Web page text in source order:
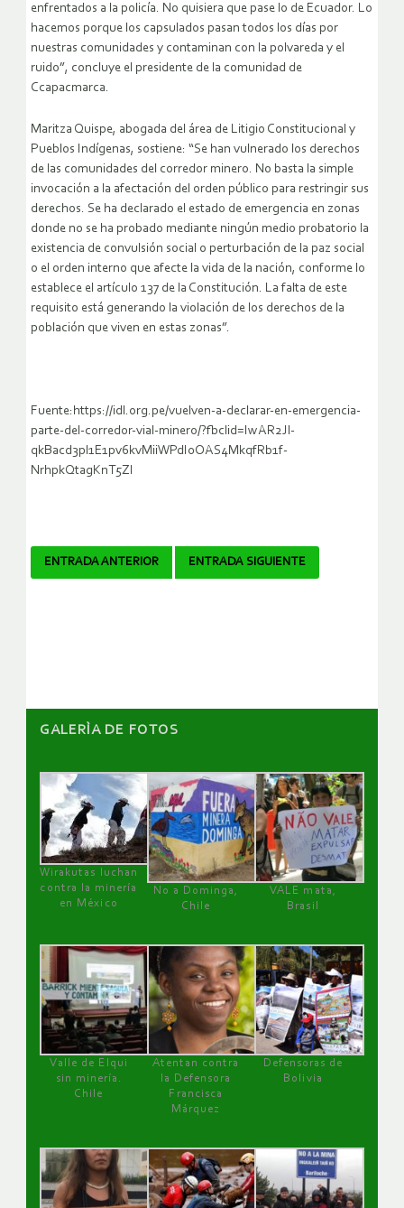
enfrentados a la policía. No quisiera que pase lo de Ecuador. Lo
hacemos porque los capsulados pasan todos los días por
nuestras comunidades y contaminan con la polvareda y el
ruido”, concluye el presidente de la comunidad de
Ccapacmarca.
Maritza Quispe, abogada del área de Litigio Constitucional y
Pueblos Indígenas, sostiene: “Se han vulnerado los derechos
de las comunidades del corredor minero. No basta la simple
invocación a la afectación del orden público para restringir sus
derechos. Se ha declarado el estado de emergencia en zonas
donde no se ha probado mediante ningún medio probatorio la
existencia de convulsión social o perturbación de la paz social
o el orden interno que afecte la vida de la nación, conforme lo
establece el artículo 137 de la Constitución. La falta de este
requisito está generando la violación de los derechos de la
población que viven en estas zonas”.
Fuente:https://idl.org.pe/vuelven-a-declarar-en-emergencia-
parte-del-corredor-vial-minero/?fbclid=IwAR2Jl-
qkBacd3pl1E1pv6kvMiiWPdI0OAS4MkqfRb1f-
NrhpkQtagKnT5ZI
Navegador
ENTRADA ANTERIOR ENTRADA SIGUIENTE
GALERÌA DE FOTOS
Wirakutas luchan
contra la minería
en México
No a Dominga,
Chile
VALE mata,
Brasil
Valle de Elqui
sin minería.
Chile
Atentan contra
la Defensora
Francisca
Márquez
Defensoras de
Bolivia